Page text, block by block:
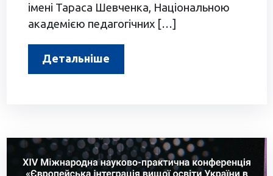
імені Тараса Шевченка, Національною
академією педагогічних […]
Детальніше